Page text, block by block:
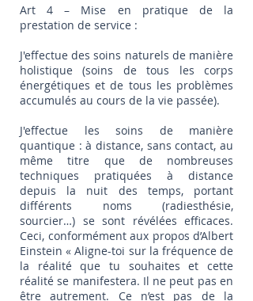
Art 4 – Mise en pratique de la
prestation de service :
J'effectue des soins naturels de manière
holistique (soins de tous les corps
énergétiques et de tous les problèmes
accumulés au cours de la vie passée).
J'effectue les soins de manière
quantique : à distance, sans contact, au
même titre que de nombreuses
techniques pratiquées à distance
depuis la nuit des temps, portant
différents noms (radiesthésie,
sourcier…) se sont révélées efficaces.
Ceci, conformément aux propos d’Albert
Einstein « Aligne-toi sur la fréquence de
la réalité que tu souhaites et cette
réalité se manifestera. Il ne peut pas en
être autrement. Ce n’est pas de la